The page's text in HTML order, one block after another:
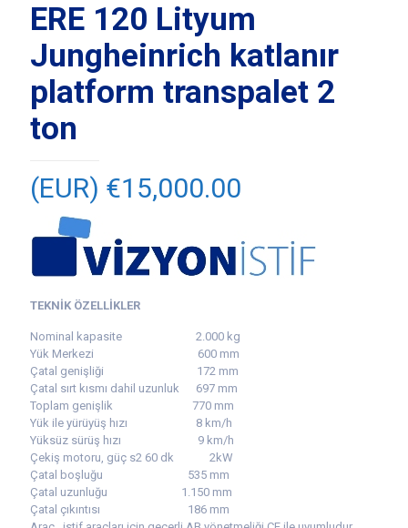
ERE 120 Lityum
Jungheinrich katlanır
platform transpalet 2
ton
(EUR) €15,000.00
TEKNİK ÖZELLİKLER
Nominal kapasite 2.000 kg
Yük Merkezi 600 mm
Çatal genişliği 172 mm
Çatal sırt kısmı dahil uzunluk 697 mm
Toplam genişlik 770 mm
Yük ile yürüyüş hızı 8 km/h
Yüksüz sürüş hızı 9 km/h
Çekiş motoru, güç s2 60 dk 2kW
Çatal boşluğu 535 mm
Çatal uzunluğu 1.150 mm
Çatal çıkıntısı 186 mm